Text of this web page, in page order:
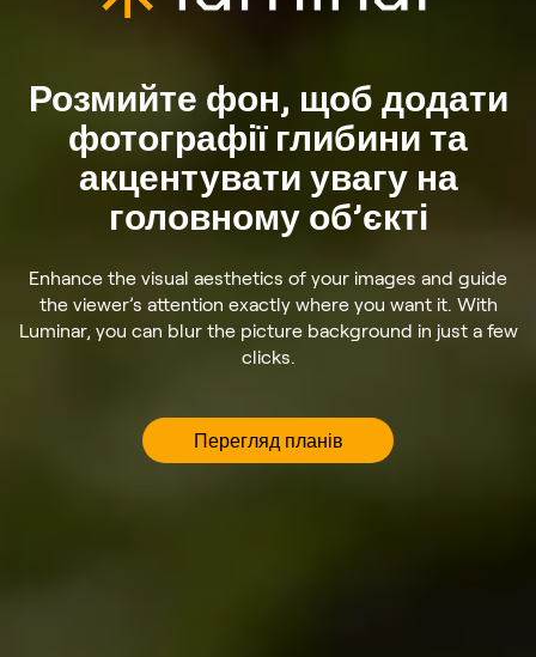
Розмийте фон, щоб додати
фотографії глибини та
акцентувати увагу на
головному об’єкті
Enhance the visual aesthetics of your images and guide
the viewer’s attention exactly where you want it. With
Luminar, you can blur the picture background in just a few
clicks.
Перегляд планів